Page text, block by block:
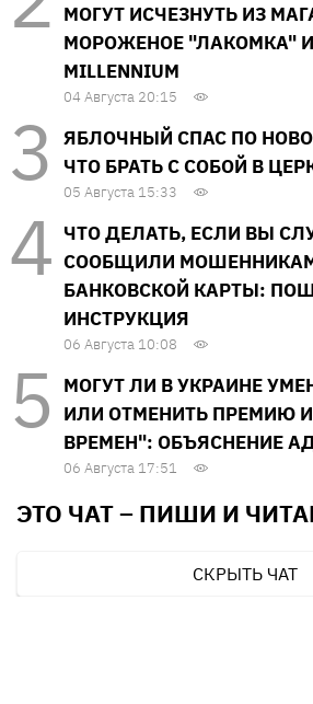
МОГУТ ИСЧЕЗНУТЬ ИЗ
МОРОЖЕНОЕ "ЛАКОМКА"
MILLENNIUM
04 Августа 20:15
ЯБЛОЧНЫЙ СПАС ПО
ЧТО БРАТЬ С СОБОЙ В
05 Августа 15:33
ЧТО ДЕЛАТЬ, ЕСЛИ ВЫ
СООБЩИЛИ
БАНКОВСКОЙ КАРТЫ:
ИНСТРУКЦИЯ
06 Августа 10:08
МОГУТ ЛИ В УКРАИНЕ
ИЛИ ОТМЕНИТЬ ПРЕМИЮ
ВРЕМЕН": ОБЪЯСНЕНИЕ
06 Августа 17:51
ЭТО ЧАТ – ПИШИ И
СКРЫТЬ ЧАТ